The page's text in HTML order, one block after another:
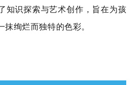
知识探索与艺术创作，旨在为孩
绚烂而独特的色彩。